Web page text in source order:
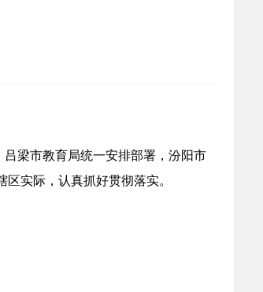
梁市教育局统一安排部署，汾阳市
实际，认真抓好贯彻落实。